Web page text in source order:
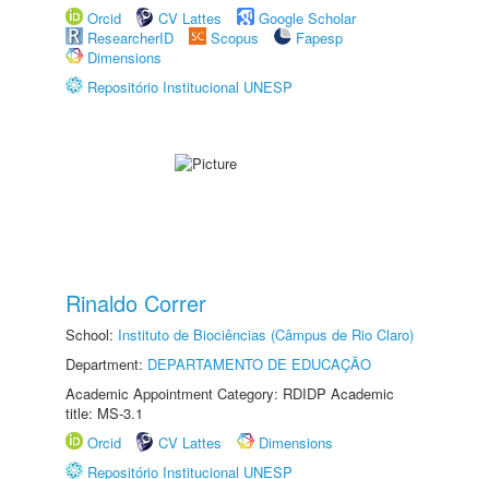
Orcid
CV Lattes
Google Scholar
ResearcherID
Scopus
Fapesp
Dimensions
Repositório Institucional UNESP
Rinaldo Correr
School: Instituto de Biociências (Câmpus de Rio Claro)
Department: DEPARTAMENTO DE EDUCAÇÃO
Academic Appointment Category: RDIDP Academic
title: MS-3.1
Orcid
CV Lattes
Dimensions
Repositório Institucional UNESP